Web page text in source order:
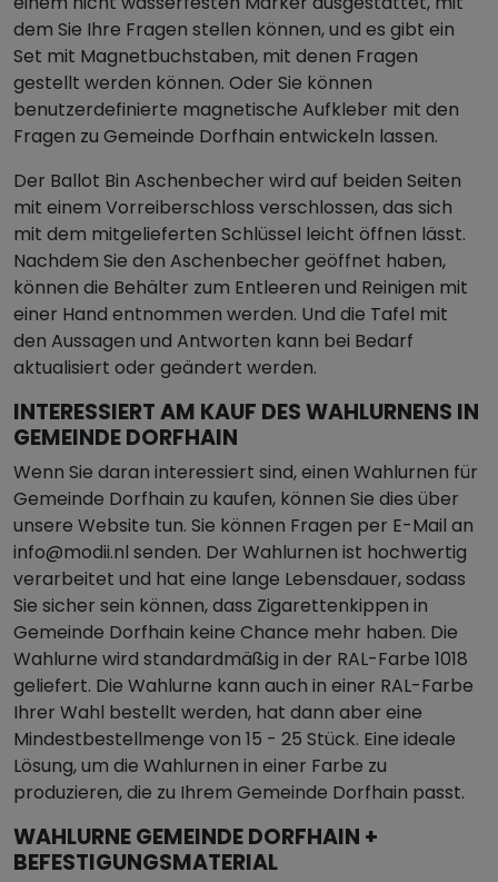
dem Sie Ihre Fragen stellen können, und es gibt ein
Set mit Magnetbuchstaben, mit denen Fragen
gestellt werden können. Oder Sie können
benutzerdefinierte magnetische Aufkleber mit den
Fragen zu Gemeinde Dorfhain entwickeln lassen.
Der Ballot Bin Aschenbecher wird auf beiden Seiten
mit einem Vorreiberschloss verschlossen, das sich
mit dem mitgelieferten Schlüssel leicht öffnen lässt.
Nachdem Sie den Aschenbecher geöffnet haben,
können die Behälter zum Entleeren und Reinigen mit
einer Hand entnommen werden. Und die Tafel mit
den Aussagen und Antworten kann bei Bedarf
aktualisiert oder geändert werden.
INTERESSIERT AM KAUF DES WAHLURNENS IN
GEMEINDE DORFHAIN
Wenn Sie daran interessiert sind, einen Wahlurnen für
Gemeinde Dorfhain zu kaufen, können Sie dies über
unsere Website tun. Sie können Fragen per E-Mail an
info@modii.nl senden. Der Wahlurnen ist hochwertig
verarbeitet und hat eine lange Lebensdauer, sodass
Sie sicher sein können, dass Zigarettenkippen in
Gemeinde Dorfhain keine Chance mehr haben. Die
Wahlurne wird standardmäßig in der RAL-Farbe 1018
geliefert. Die Wahlurne kann auch in einer RAL-Farbe
Ihrer Wahl bestellt werden, hat dann aber eine
Mindestbestellmenge von 15 - 25 Stück. Eine ideale
Lösung, um die Wahlurnen in einer Farbe zu
produzieren, die zu Ihrem Gemeinde Dorfhain passt.
WAHLURNE GEMEINDE DORFHAIN +
BEFESTIGUNGSMATERIAL